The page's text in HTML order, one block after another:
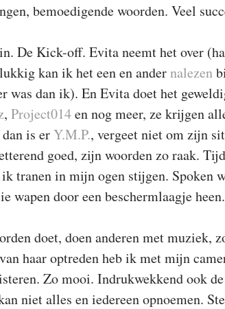
bemoedigende woorden. Veel
De Kick-off. Evita neemt het over
kan ik het een en ander nalezen
was dan ik). En Evita doet het
, Project014en nog meer, ze krijgen
is erY.M.P., vergeet niet om zijn
goed, zijn woorden zo raak.
tranen in mijn ogen stijgen. Spoken
wapen door een beschermlaagje heen.
doet, doen anderen met muziek,
haar optreden heb ik met mijn
Zo mooi. Indrukwekkend ook
niet alles en iedereen opnoemen.